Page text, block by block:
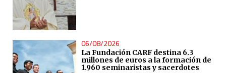
06/08/2026
La Fundación CARF destina 6.3
millones de euros a la formación de
1.960 seminaristas y sacerdotes